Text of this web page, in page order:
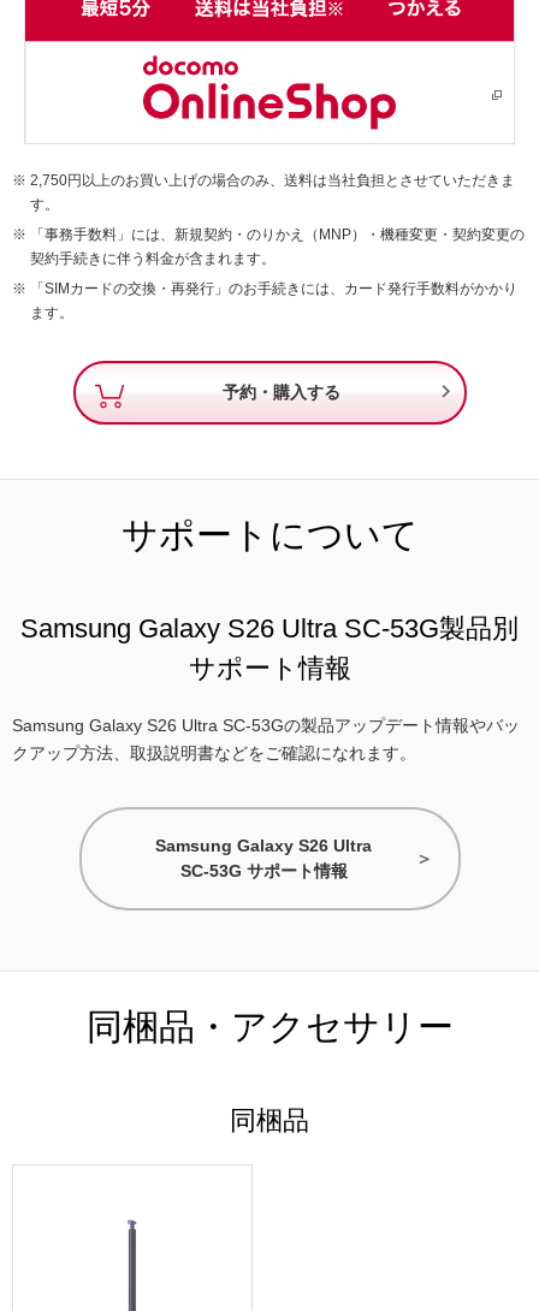
2,750円以上のお買い上げの場合のみ、送料は当社負担とさせていただきま
す。
「事務手数料」には、新規契約・のりかえ（MNP）・機種変更・契約変更の
契約手続きに伴う料金が含まれます。
「SIMカードの交換・再発行」のお手続きには、カード発行手数料がかかり
ます。
予約・購入する 
サポートについて
Samsung Galaxy S26 Ultra SC-53G製品別
サポート情報
Samsung Galaxy S26 Ultra SC-53Gの製品アップデート情報やバッ
クアップ方法、取扱説明書などをご確認になれます。
Samsung Galaxy S26 Ultra
SC-53G サポート情報
同梱品・アクセサリー
同梱品